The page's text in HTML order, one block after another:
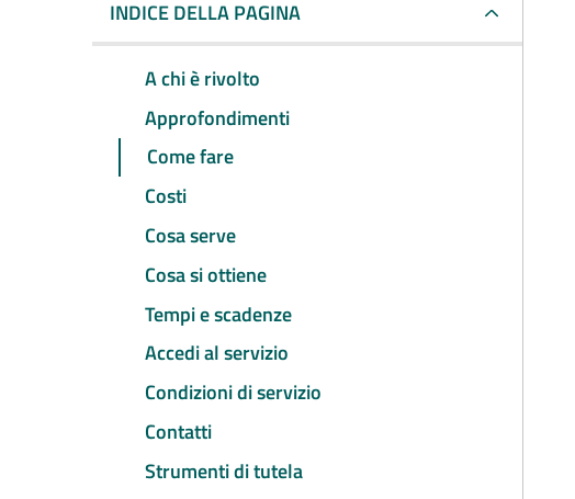
INDICE DELLA PAGINA
A chi è rivolto
Approfondimenti
Come fare
Costi
Cosa serve
Cosa si ottiene
Tempi e scadenze
Accedi al servizio
Condizioni di servizio
Contatti
Strumenti di tutela